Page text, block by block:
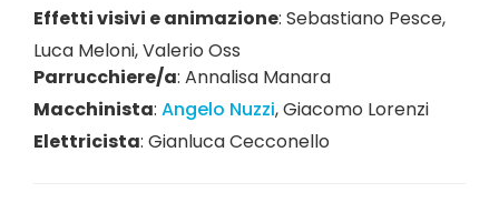
Effetti visivi e animazione: Sebastiano Pesce,
Luca Meloni,Valerio Oss
Parrucchiere/a: Annalisa Manara
Macchinista: Angelo Nuzzi,Giacomo Lorenzi
Elettricista: Gianluca Cecconello